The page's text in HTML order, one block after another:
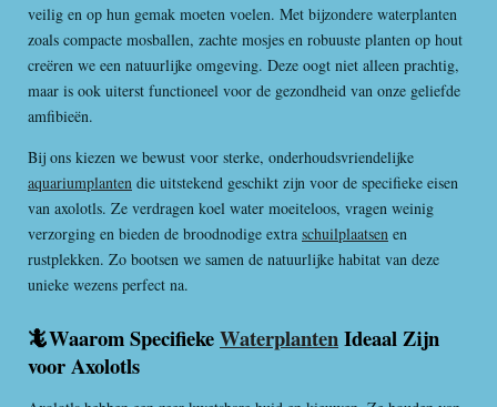
veilig en op hun gemak moeten voelen. Met bijzondere waterplanten
zoals compacte mosballen, zachte mosjes en robuuste planten op hout
creëren we een natuurlijke omgeving. Deze oogt niet alleen prachtig,
maar is ook uiterst functioneel voor de gezondheid van onze geliefde
amfibieën.
Bij ons kiezen we bewust voor sterke, onderhoudsvriendelijke
aquariumplanten die uitstekend geschikt zijn voor de specifieke eisen
van axolotls. Ze verdragen koel water moeiteloos, vragen weinig
verzorging en bieden de broodnodige extra schuilplaatsen en
rustplekken. Zo bootsen we samen de natuurlijke habitat van deze
unieke wezens perfect na.
🦎Waarom SpecifiekeWaterplantenIdeaal Zijn
voor Axolotls